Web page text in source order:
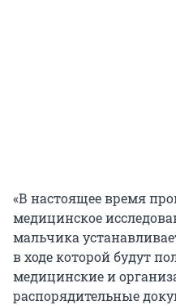
«В настоящее время
медицинское
мальчика
в ходе которой будут
медицинские и
распорядительные